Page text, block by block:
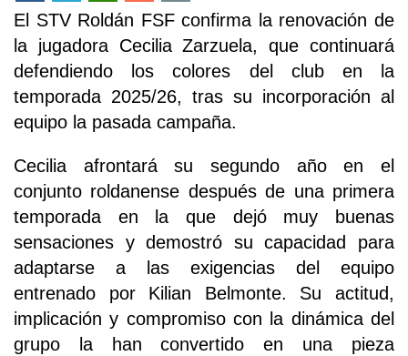
El STV Roldán FSF confirma la renovación de
la jugadora Cecilia Zarzuela, que continuará
defendiendo los colores del club en la
temporada 2025/26, tras su incorporación al
equipo la pasada campaña.
Cecilia afrontará su segundo año en el
conjunto roldanense después de una primera
temporada en la que dejó muy buenas
sensaciones y demostró su capacidad para
adaptarse a las exigencias del equipo
entrenado por Kilian Belmonte. Su actitud,
implicación y compromiso con la dinámica del
grupo la han convertido en una pieza